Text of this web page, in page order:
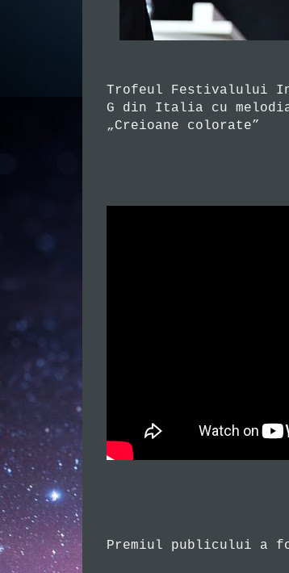
Trofeul Festivalului
G din Italia cu
„Creioane colorate”
Premiul publicului a